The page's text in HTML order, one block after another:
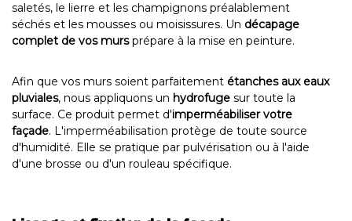
saletés, le lierre et les champignons préalablement
séchés et les mousses ou moisissures. Un décapage
complet de vos mursprépare à la mise en peinture.
Afin que vos murs soient parfaitement étanches aux eaux
pluviales, nous appliquons un hydrofuge sur toute la
surface. Ce produit permet d'imperméabiliser votre
façade. L'imperméabilisation protège de toute source
d'humidité. Elle se pratique par pulvérisation ou à l'aide
d'une brosse ou d'un rouleau spécifique.